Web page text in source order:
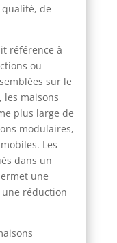
de
référence à
ou
sur le
les maisons
plus large de
modulaires,
Les
dans un
une
réduction